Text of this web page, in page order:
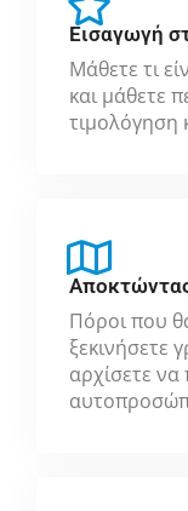
Εισαγωγή
Μάθετε τι
και μάθετε
τιμολόγηση
Πόροι που
ξεκινήσετε
αρχίσετε